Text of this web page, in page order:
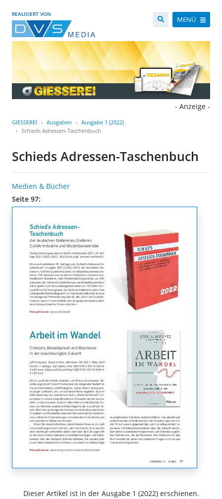
REALISIERT VON
MENÜ
- Anzeige -
GIESSEREI Ausgaben
Ausgabe 1 (2022)
Schieds Adressen-Taschenbuch
Schieds Adressen-Taschenbuch
Medien & Bücher
Seite 97:
Dieser Artikel ist in der Ausgabe 1 (2022) erschienen.